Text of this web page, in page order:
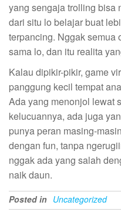
yang sengaja trolling bisa
dari situ lo belajar buat
terpancing. Nggak semua
sama lo, dan itu realita
Kalau dipikir-pikir, game
panggung kecil tempat
Ada yang menonjol lewat
kelucuannya, ada juga
punya peran masing-
dengan fun, tanpa
nggak ada yang salah
naik daun.
Posted in Uncategorized